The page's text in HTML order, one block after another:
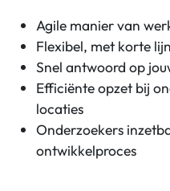
Agile manier van
Flexibel, met korte
Snel antwoord op
Efficiënte opzet bij
locaties
Onderzoekers
ontwikkelproces